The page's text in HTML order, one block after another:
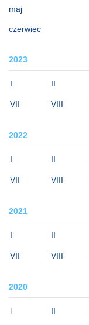
maj
czerwiec
2023
I II
VII VIII
2022
I II
VII VIII
2021
I II
VII VIII
2020
I II